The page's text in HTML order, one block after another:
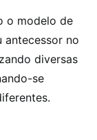
o modelo de
antecessor no
diversas
se